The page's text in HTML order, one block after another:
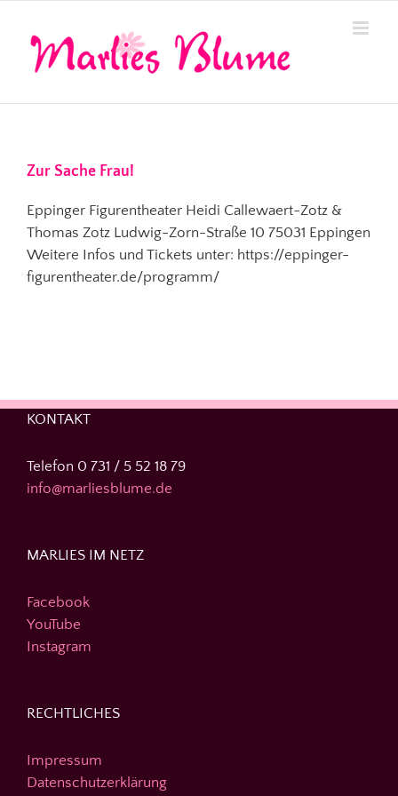
Inhalt
springen
Zur Sache Frau!
Eppinger Figurentheater Heidi Callewaert-Zotz &
Thomas Zotz Ludwig-Zorn-Straße 10 75031 Eppingen
Weitere Infos und Tickets unter: https://eppinger-
figurentheater.de/programm/
KONTAKT
Telefon 0 731 / 5 52 18 79
info@marliesblume.de
MARLIES IM NETZ
Facebook
YouTube
Instagram
RECHTLICHES
Impressum
Datenschutzerklärung